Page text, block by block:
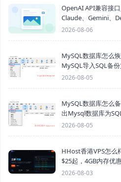
OpenAI API兼容接口
Claude、Gemini、
2026-08-06
MySQL数据库怎么
MySQL导入SQL备
2026-08-05
MySQL数据库怎么
出Mysql数据库为
2026-08-05
HHost香港VPS怎么
$25起，4GB内存优
2026-08-03